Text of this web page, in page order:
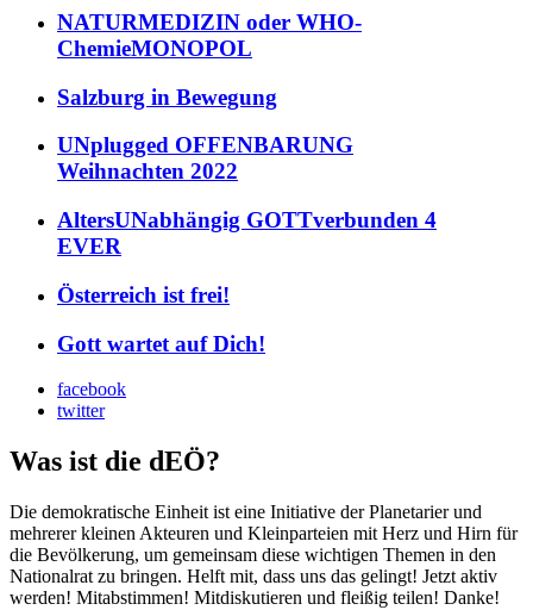
NATURMEDIZIN oder WHO-
ChemieMONOPOL
Salzburg in Bewegung
UNplugged OFFENBARUNG
Weihnachten 2022
AltersUNabhängig GOTTverbunden 4
EVER
Österreich ist frei!
Gott wartet auf Dich!
facebook
twitter
Was ist die dEÖ?
Die demokratische Einheit ist eine Initiative der Planetarier und
mehrerer kleinen Akteuren und Kleinparteien mit Herz und Hirn für
die Bevölkerung, um gemeinsam diese wichtigen Themen in den
Nationalrat zu bringen. Helft mit, dass uns das gelingt! Jetzt aktiv
werden! Mitabstimmen! Mitdiskutieren und fleißig teilen! Danke!